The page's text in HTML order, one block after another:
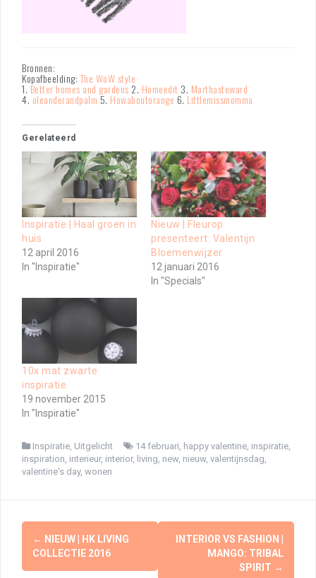
Bronnen:
Kopafbeelding:The WoW style
1. Better homes and gardens 2. Homeedit 3. Marthasteward
4. oleanderandpalm5. Howaboutorange 6. Littlemissmomma
Gerelateerd
Inspiratie | Haal groen in
huis
12 april 2016
In "Inspiratie"
Nieuw | Fleurop
presenteert: Valentijn
Bloemenwijzer
12 januari 2016
In "Specials"
10x mat zwarte
inspiratie
19 november 2015
In "Inspiratie"
Inspiratie, Uitgelicht 14 februari, happy valentine, inspiratie,
inspiration, interieur, interior, living, new, nieuw, valentijnsdag,
valentine's day, wonen
Berichtnavigatie
← NIEUW | HK LIVING
COLLECTIE 2016
INTERIOR VS FASHION |
MANGO: TRIBAL
SPIRIT →